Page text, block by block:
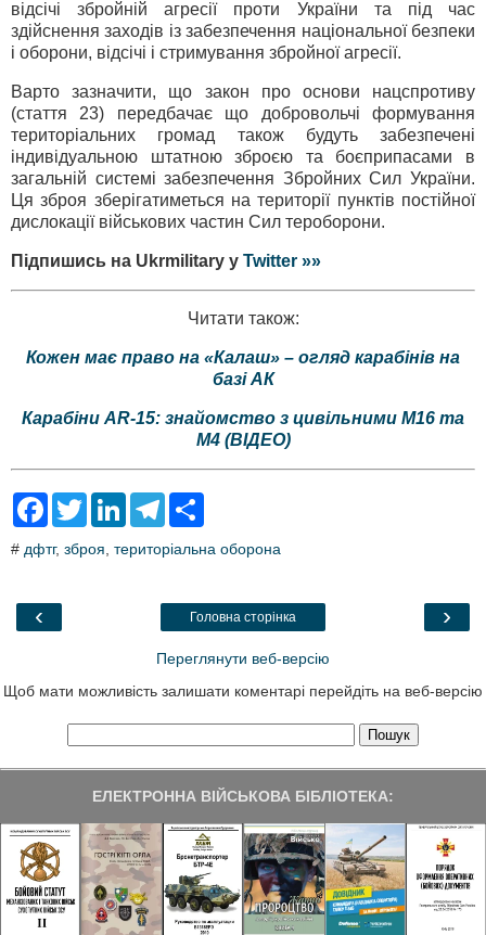
відсічі збройній агресії проти України та під час
здійснення заходів із забезпечення національної безпеки
і оборони, відсічі і стримування збройної агресії.
Варто зазначити, що закон про основи нацспротиву
(стаття 23) передбачає що добровольчі формування
територіальних громад також будуть забезпечені
індивідуальною штатною зброєю та боєприпасами в
загальній системі забезпечення Збройних Сил України.
Ця зброя зберігатиметься на території пунктів постійної
дислокації військових частин Сил тероборони.
Підпишись на Ukrmilitary у Twitter »»
Читати також:
Кожен має право на «Калаш» – огляд карабінів на
базі АК
Карабіни AR-15: знайомство з цивільними M16 та
М4 (ВІДЕО)
F
e
o
T
t
L
k
T
e
a
r
# дфтг, зброя територіальна оборона
‹ ›
Головна сторінка
Переглянути веб-версію
Щоб мати можливість залишати коментарі перейдіть на веб-версію
ЕЛЕКТРОННА ВІЙСЬКОВА БІБЛІОТЕКА: